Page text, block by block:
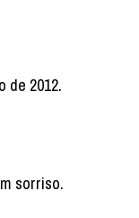
de 2012.
sorriso.